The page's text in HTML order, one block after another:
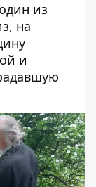
из
на
и